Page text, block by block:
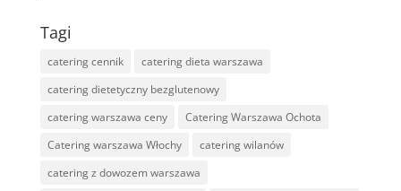
Tagi
catering cennik
catering dieta warszawa
catering dietetyczny bezglutenowy
catering warszawa ceny
Catering Warszawa Ochota
Catering warszawa Włochy
catering wilanów
catering z dowozem warszawa